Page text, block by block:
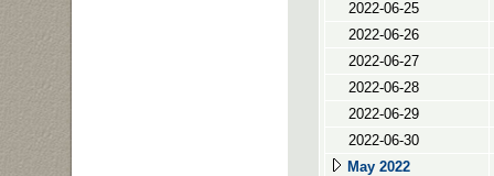
2022-06-25
2022-06-26
2022-06-27
2022-06-28
2022-06-29
2022-06-30
May 2022